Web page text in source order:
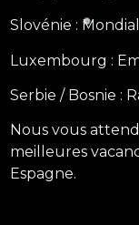
Slovénie : Mondial
Luxembourg :
Serbie / Bosnie :
Nous vous
meilleures
Espagne.